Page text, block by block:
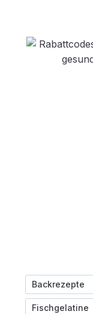
Backrezepte
Fischgelatine